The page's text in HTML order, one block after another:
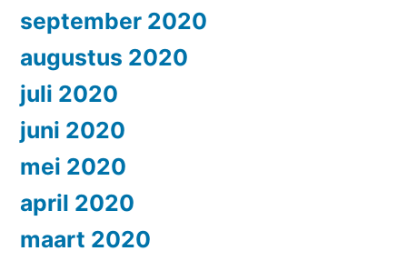
september 2020
augustus 2020
juli 2020
juni 2020
mei 2020
april 2020
maart 2020